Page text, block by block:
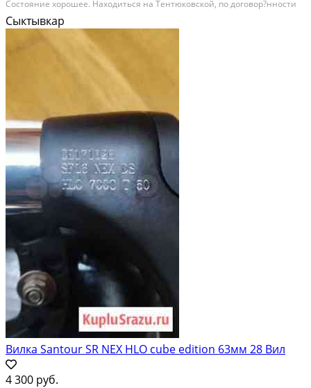
Состояние хорошее. Находиться на Тентюковской, по договор?нности
(если будете брать) привез?м в Эжву. Цена 1500 Состояние: б/у.
Сыктывкар
Вилка Santour SR NEX HLO cube edition 63мм 28 Вил
4 300 руб.